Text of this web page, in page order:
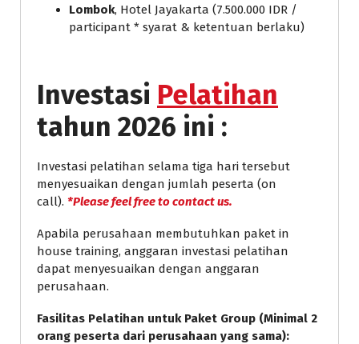
Lombok, Hotel Jayakarta (7.500.000 IDR /
participant * syarat & ketentuan berlaku)
Investasi Pelatihan
tahun 2026 ini :
Investasi pelatihan selama tiga hari tersebut
menyesuaikan dengan jumlah peserta (on
call). *Please feel free to contact us.
Apabila perusahaan membutuhkan paket in
house training, anggaran investasi pelatihan
dapat menyesuaikan dengan anggaran
perusahaan.
Fasilitas Pelatihan untuk Paket Group (Minimal 2
orang peserta dari perusahaan yang sama):